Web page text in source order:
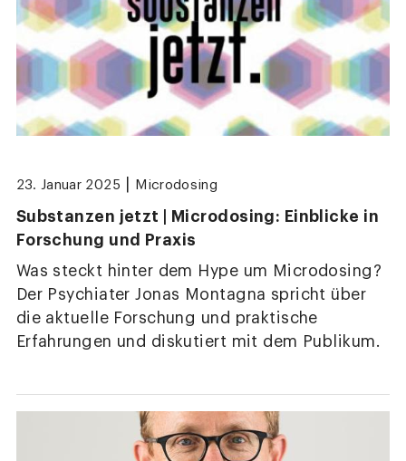
23. Januar 2025 Microdosing
Substanzen jetzt | Microdosing: Einblicke in
Forschung und Praxis
Was steckt hinter dem Hype um Microdosing?
Der Psychiater Jonas Montagna spricht über
die aktuelle Forschung und praktische
Erfahrungen und diskutiert mit dem Publikum.